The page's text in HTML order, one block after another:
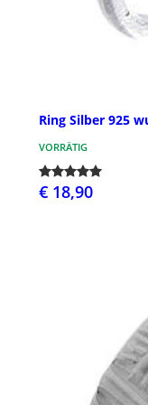
Ring Silber 925
VORRÄTIG
€ 18,90